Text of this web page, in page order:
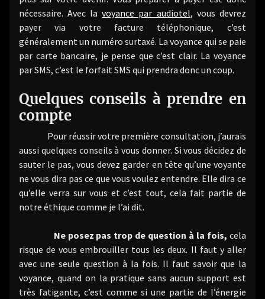
nécessaire. Avec lavoyance par audiotel, vous devrez
payer via votre facture téléphonique, c’est
généralement un numéro surtaxé. La voyance qui se paie
par carte bancaire, je pense que c’est clair. La voyance
par SMS, c’est le forfait SMS qui prendra donc un coup.
Quelques conseils à prendre en
compte
Pour réussir votre première consultation, j’aurais
aussi quelques conseils à vous donner. Si vous décidez de
sauter le pas, vous devez garder en tête qu’une voyante
ne vous dira pas ce que vous voulez entendre. Elle dira ce
qu’elle verra sur vous et c’est tout, cela fait partie de
notre éthique comme je l’ai dit.
Ne posez pas trop de question à la fois, cela
risque de vous embrouiller tous les deux. Il faut y aller
avec une seule question à la fois. Il faut savoir que la
voyance, quand on la pratique sans aucun support est
très fatigante, c’est comme si une partie de l’énergie